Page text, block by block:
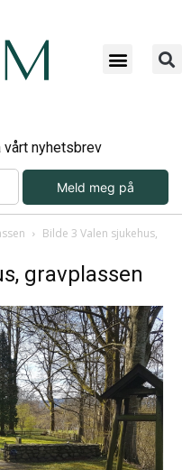
vårt nyhetsbrev
Meld meg på
Bilde 3 Valen sjukehus,
gravplassen